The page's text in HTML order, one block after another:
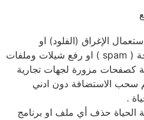
الإغراق (الفلود) او
الرسائل الالكترونية المزعجة ( spam ) او رفع شيلات وملفات
كصفحات مزورة لجهات تجارية
الاستضافة دون ادني
.
الحياة حذف أي ملف او برنامج